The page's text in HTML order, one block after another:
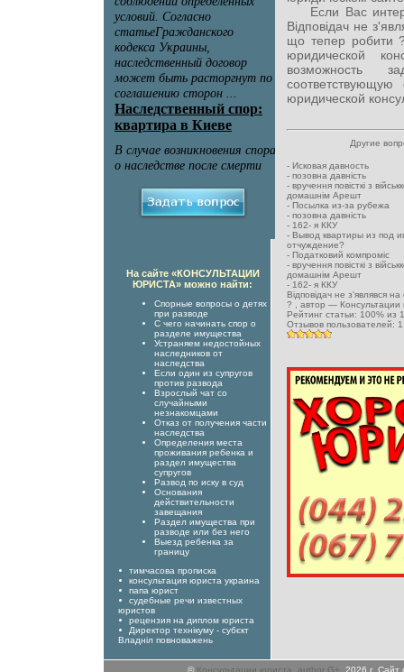
Если Вас
Відповідач не
що тепер робити
юридической
возможность
юридической
Другие
- Исковая давность
- позовна давність
- вручення повісткі з
домашнім Арешт
- Посылка из-за рубежа
- позовна давність
- 162- я ККУ
- Вывод квартиры из под
отчуждение?
- Податковий компроміс
- вручення повісткі з
домашнім Арешт
- 162- я ККУ
Відповідач не з'являвся
? , автор —
Рейтинг статьи: 100% из
Отзывов пользователей: 1
На сайте «КОНСУЛЬТАЦИИ
ЮРИСТА» можно найти:
Спорные вопросы о детях
при разводе
С чего начинать спор о
разделе имущества
Устраняем недостойных
наследников от
наследства
Если один из супругов
против развода
Взрослый чат со
случайными
незнакомцами
Отказ от получения части
наследства
Определения места
проживания ребенка и
раздел имущества
супругов
Развод по иску в суд
Основания
действительности
завещания
Раздел имущества при
разводе или без него
Выезд ребенка за
границу
тимчасова прописка
консультация юриста украина
папа юрист
судебные речи известных
юристов
рецензия на диплом юриста
Директор технікуму - субєкт
Владніл повноважень
© Консультации юриста author G+ , 2026 г.